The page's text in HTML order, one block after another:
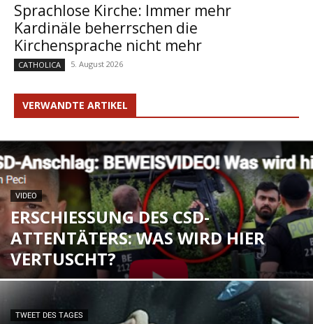
Sprachlose Kirche: Immer mehr
Kardinäle beherrschen die
Kirchensprache nicht mehr
CATHOLICA 5. August 2026
VERWANDTE ARTIKEL
VIDEO
ERSCHIESSUNG DES CSD-A
TTENTÄTERS: WAS WIRD HIER V
ERTUSCHT?
TWEET DES TAGES